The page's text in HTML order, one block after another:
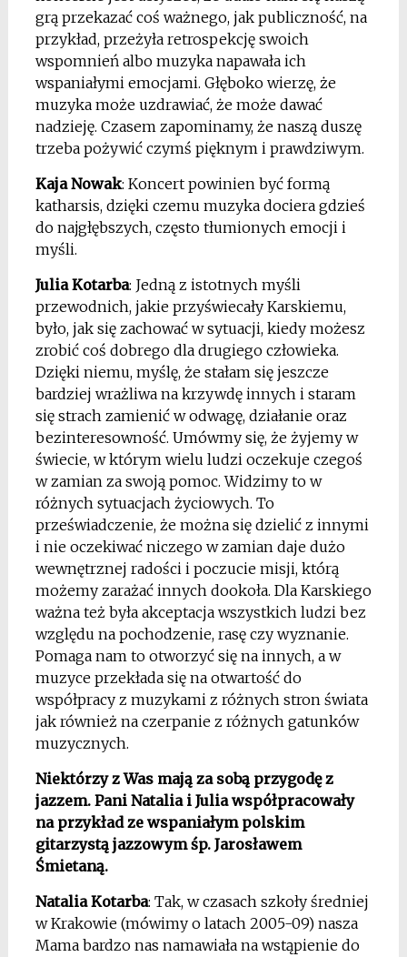
grą przekazać coś ważnego, jak publiczność, na
przykład, przeżyła retrospekcję swoich
wspomnień albo muzyka napawała ich
wspaniałymi emocjami. Głęboko wierzę, że
muzyka może uzdrawiać, że może dawać
nadzieję. Czasem zapominamy, że naszą duszę
trzeba pożywić czymś pięknym i prawdziwym.
Kaja Nowak: Koncert powinien być formą
katharsis, dzięki czemu muzyka dociera gdzieś
do najgłębszych, często tłumionych emocji i
myśli.
Julia Kotarba: Jedną z istotnych myśli
przewodnich, jakie przyświecały Karskiemu,
było, jak się zachować w sytuacji, kiedy możesz
zrobić coś dobrego dla drugiego człowieka.
Dzięki niemu, myślę, że stałam się jeszcze
bardziej wrażliwa na krzywdę innych i staram
się strach zamienić w odwagę, działanie oraz
bezinteresowność. Umówmy się, że żyjemy w
świecie, w którym wielu ludzi oczekuje czegoś
w zamian za swoją pomoc. Widzimy to w
różnych sytuacjach życiowych. To
przeświadczenie, że można się dzielić z innymi
i nie oczekiwać niczego w zamian daje dużo
wewnętrznej radości i poczucie misji, którą
możemy zarażać innych dookoła. Dla Karskiego
ważna też była akceptacja wszystkich ludzi bez
względu na pochodzenie, rasę czy wyznanie.
Pomaga nam to otworzyć się na innych, a w
muzyce przekłada się na otwartość do
współpracy z muzykami z różnych stron świata
jak również na czerpanie z różnych gatunków
muzycznych.
Niektórzy z Was mają za sobą przygodę z
jazzem. Pani Natalia i Julia współpracowały
na przykład ze wspaniałym polskim
gitarzystą jazzowym śp. Jarosławem
Śmietaną.
Natalia Kotarba: Tak, w czasach szkoły średniej
w Krakowie (mówimy o latach 2005-09) nasza
Mama bardzo nas namawiała na wstąpienie do